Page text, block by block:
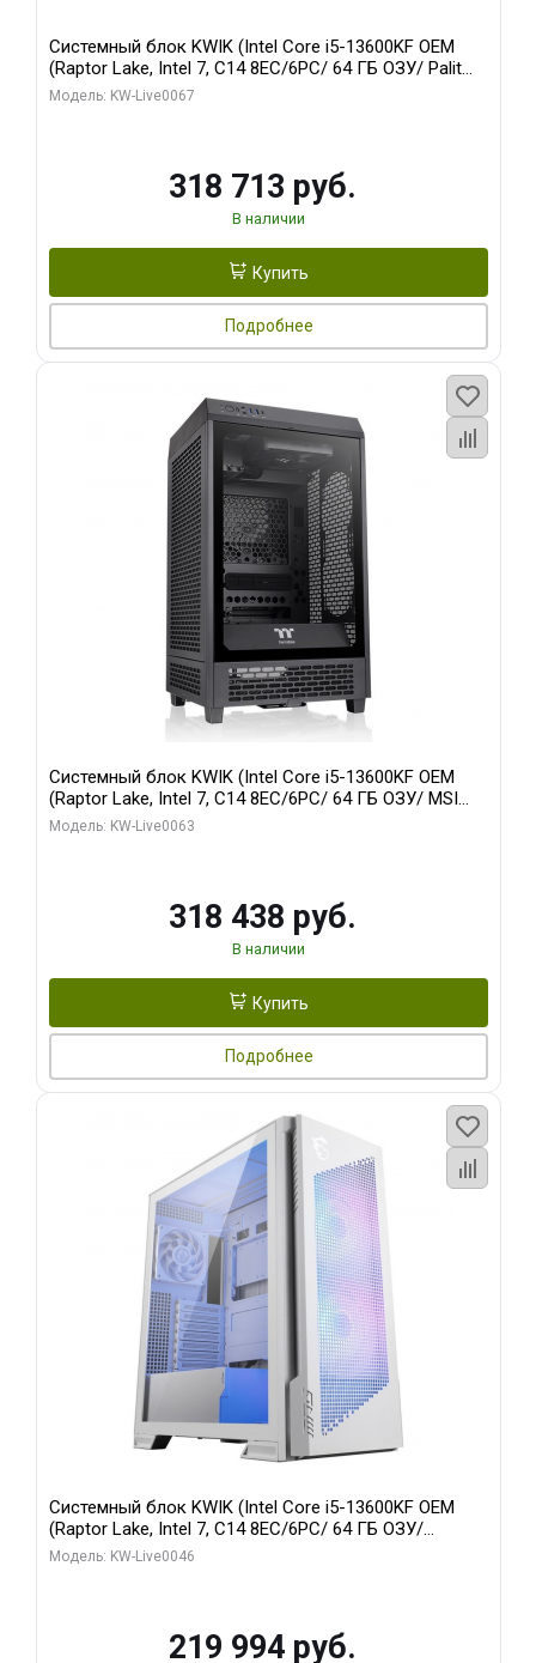
Системный блок KWIK (Intel Core i5-13600KF OEM
(Raptor Lake, Intel 7, C14 8EC/6PC/ 64 ГБ ОЗУ/ Palit
RTX5080 GAMINGPRO OC 16GB GDDR7 256bit 3xDP
Модель: KW-Live0067
318 713 руб.
В наличии
Купить
Подробнее
Системный блок KWIK (Intel Core i5-13600KF OEM
(Raptor Lake, Intel 7, C14 8EC/6PC/ 64 ГБ ОЗУ/ MSI
RTX5080 VENTUS 3X OC 16GB GDDR7 256bit 3xDP
Модель: KW-Live0063
318 438 руб.
В наличии
Купить
Подробнее
Системный блок KWIK (Intel Core i5-13600KF OEM
(Raptor Lake, Intel 7, C14 8EC/6PC/ 64 ГБ ОЗУ/
Gigabyte RTX5060Ti GAMING OC 8GB GDDR7 128bit
Модель: KW-Live0046
219 994 руб.